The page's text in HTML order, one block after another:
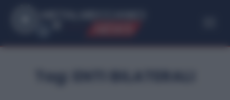
Tag: ENTI BILATERALI